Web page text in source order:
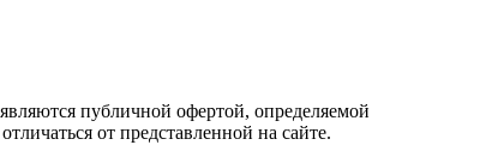
публичной офертой, определяемой
от представленной на сайте.